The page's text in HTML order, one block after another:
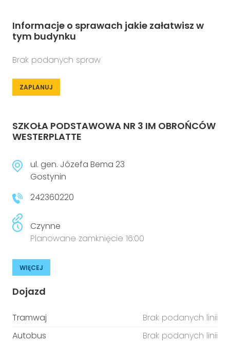
Informacje o sprawach jakie załatwisz w
tym budynku
Brak podanych spraw
ZAPLANUJ
SZKOŁA PODSTAWOWA NR 3 IM OBROŃCÓW
WESTERPLATTE
ul. gen. Józefa Bema 23
Gostynin
242360220
Czynne
Planowane zamknięcie 16:00
WIĘCEJ
Dojazd
Tramwaj
Brak podanych linii
Autobus
Brak podanych linii